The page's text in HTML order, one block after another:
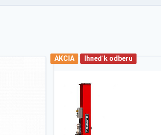
AKCIA Ihneď k odberu